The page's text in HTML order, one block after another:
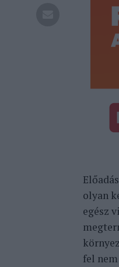
olyan
egész
fel